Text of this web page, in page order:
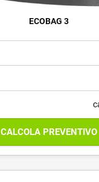
ECOBAG 3
CALCOLA PREVENTIVO